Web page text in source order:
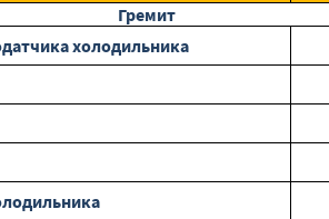
Гремит
холодильника